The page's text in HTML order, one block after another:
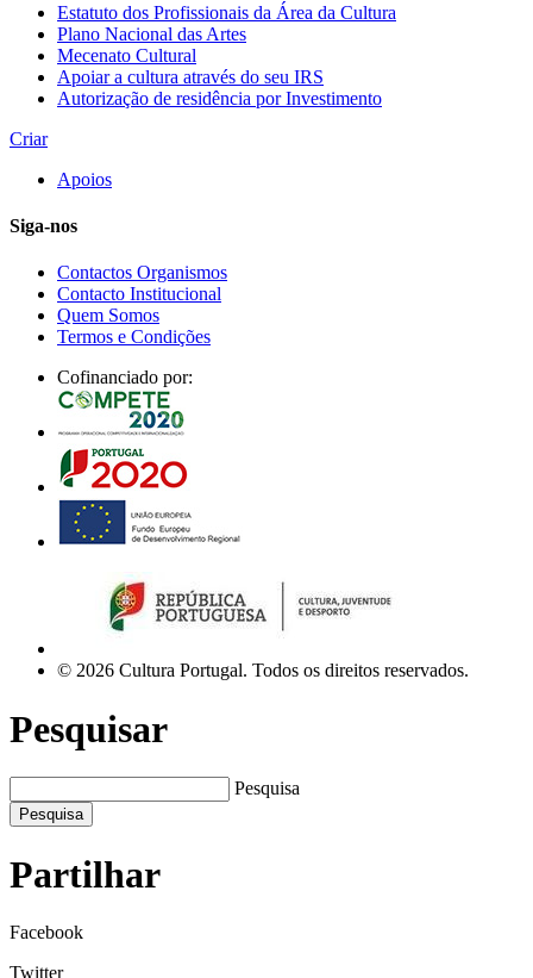
Estatuto dos Profissionais da Área da Cultura
Plano Nacional das Artes
Mecenato Cultural
Apoiar a cultura através do seu IRS
Autorização de residência por Investimento
Criar
Apoios
Siga-nos
Contactos Organismos
Contacto Institucional
Quem Somos
Termos e Condições
Cofinanciado por:
© 2026 Cultura Portugal. Todos os direitos reservados.
Pesquisar
Pesquisa
Pesquisa
Partilhar
Facebook
Twitter